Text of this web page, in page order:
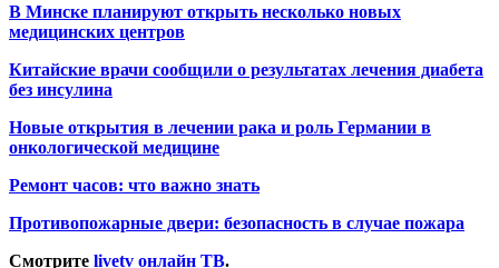
В Минске планируют открыть несколько новых
медицинских центров
Китайские врачи сообщили о результатах лечения диабета
без инсулина
Новые открытия в лечении рака и роль Германии в
онкологической медицине
Ремонт часов: что важно знать
Противопожарные двери: безопасность в случае пожара
Смотрите livetv онлайн ТВ.